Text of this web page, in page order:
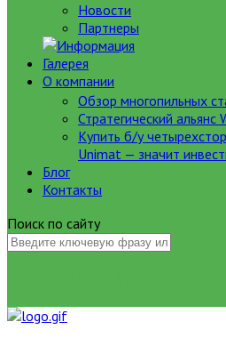
Новости
Партнеры
Галерея
О компании
Обзор многопильных
Стратегический альянс
Купить б/у
Unimat — значит
Блог
Контакты
Поиск по сайту